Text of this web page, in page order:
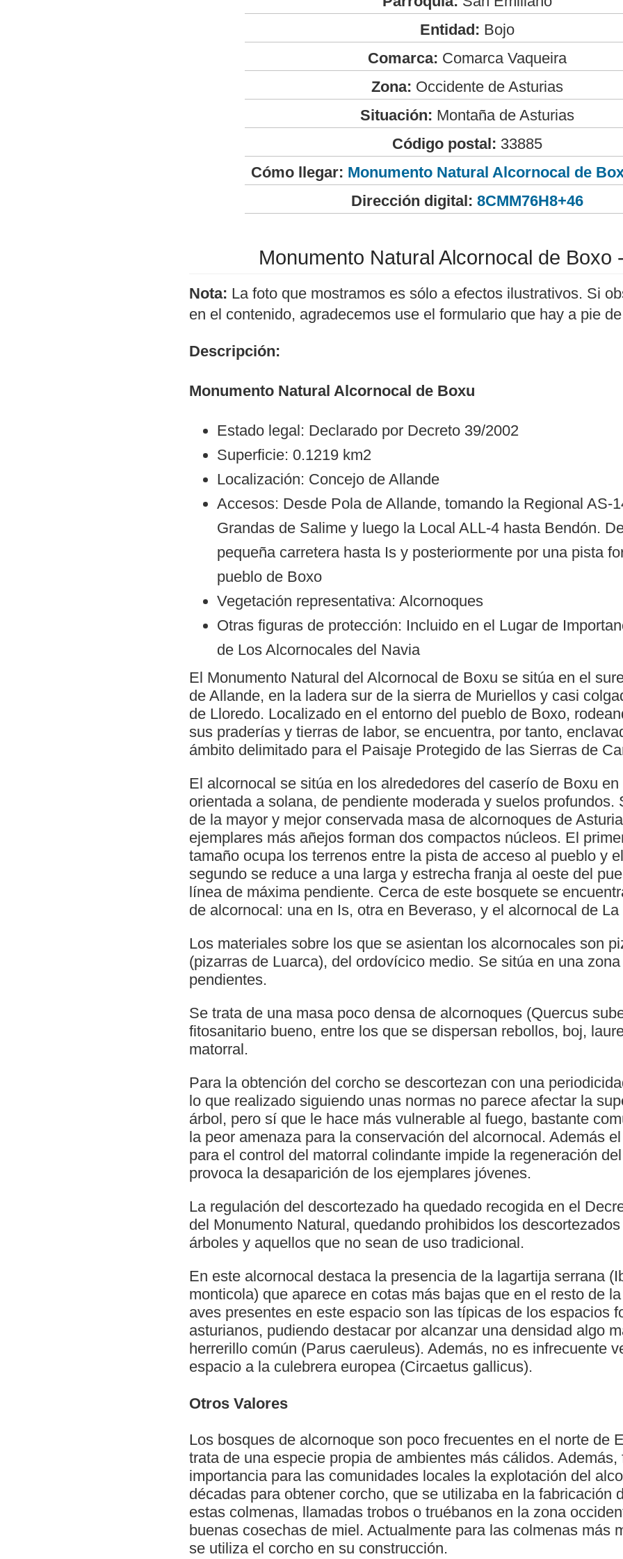
Entidad: Bojo
Comarca: Comarca Vaqueira
Zona: Occidente de Asturias
Situación: Montaña de Asturias
Código postal: 33885
Cómo llegar: Monumento Natural Alcornocal de
Dirección digital: 8CMM76H8+46
Monumento Natural Alcornocal de Boxo
Nota: La foto que mostramos es sólo a efectos ilustrativos. Si
en el contenido, agradecemos use el formulario que hay a pie
Descripción:
Monumento Natural Alcornocal de Boxu
Estado legal: Declarado por Decreto 39/2002
Superficie: 0.1219 km2
Localización: Concejo de Allande
Accesos: Desde Pola de Allande, tomando la Regional AS-
Grandas de Salime y luego la Local ALL-4 hasta Bendón.
pequeña carretera hasta Is y posteriormente por una pista
pueblo de Boxo
Vegetación representativa: Alcornoques
Otras figuras de protección: Incluido en el Lugar de
de Los Alcornocales del Navia
El Monumento Natural del Alcornocal de Boxu se sitúa en el
de Allande, en la ladera sur de la sierra de Muriellos y casi
de Lloredo. Localizado en el entorno del pueblo de Boxo,
sus praderías y tierras de labor, se encuentra, por tanto,
ámbito delimitado para el Paisaje Protegido de las Sierras de
El alcornocal se sitúa en los alrededores del caserío de Boxu
orientada a solana, de pendiente moderada y suelos profundos.
de la mayor y mejor conservada masa de alcornoques de
ejemplares más añejos forman dos compactos núcleos. El
tamaño ocupa los terrenos entre la pista de acceso al pueblo y
segundo se reduce a una larga y estrecha franja al oeste del
línea de máxima pendiente. Cerca de este bosquete se
de alcornocal: una en Is, otra en Beveraso, y el alcornocal de
Los materiales sobre los que se asientan los alcornocales son
(pizarras de Luarca), del ordovícico medio. Se sitúa en una
pendientes.
Se trata de una masa poco densa de alcornoques (Quercus
fitosanitario bueno, entre los que se dispersan rebollos, boj,
matorral.
Para la obtención del corcho se descortezan con una
lo que realizado siguiendo unas normas no parece afectar la
árbol, pero sí que le hace más vulnerable al fuego, bastante
la peor amenaza para la conservación del alcornocal. Además
para el control del matorral colindante impide la regeneración
provoca la desaparición de los ejemplares jóvenes.
La regulación del descortezado ha quedado recogida en el
del Monumento Natural, quedando prohibidos los
árboles y aquellos que no sean de uso tradicional.
En este alcornocal destaca la presencia de la lagartija serrana
monticola) que aparece en cotas más bajas que en el resto de
aves presentes en este espacio son las típicas de los espacios
asturianos, pudiendo destacar por alcanzar una densidad algo
herrerillo común (Parus caeruleus). Además, no es infrecuente
espacio a la culebrera europea (Circaetus gallicus).
Otros Valores
Los bosques de alcornoque son poco frecuentes en el norte de
trata de una especie propia de ambientes más cálidos. Además,
importancia para las comunidades locales la explotación del
décadas para obtener corcho, que se utilizaba en la fabricación
estas colmenas, llamadas trobos o truébanos en la zona
buenas cosechas de miel. Actualmente para las colmenas más
se utiliza el corcho en su construcción.